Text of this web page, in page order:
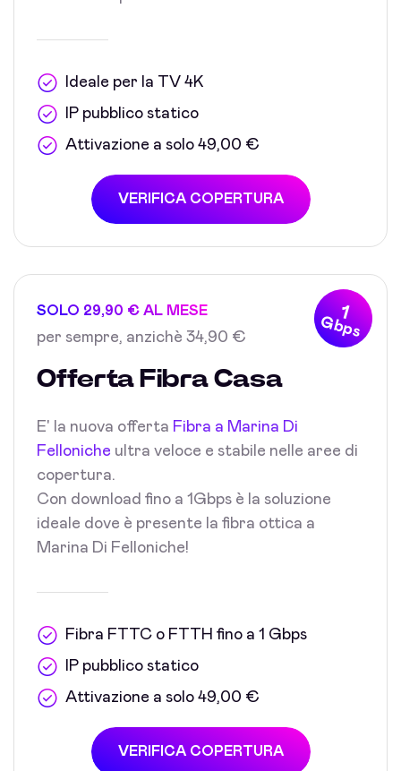
Ideale per la TV 4K
IP pubblico statico
Attivazione a solo 49,00 €
VERIFICA COPERTURA
1
Gbps
SOLO 29,90 € AL MESE
per sempre, anzichè 34,90 €
Offerta Fibra Casa
E' la nuova offerta Fibra a Marina Di
Felloniche ultra veloce e stabile nelle aree di
copertura.
Con download fino a 1Gbps è la soluzione
ideale dove è presente la fibra ottica a
Marina Di Felloniche!
Fibra FTTC o FTTH fino a 1 Gbps
IP pubblico statico
Attivazione a solo 49,00 €
VERIFICA COPERTURA